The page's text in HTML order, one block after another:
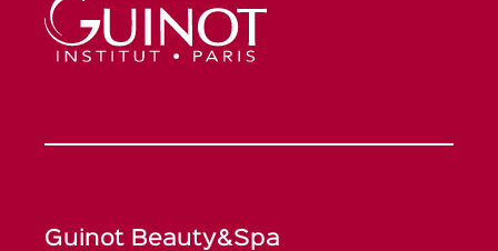
Guinot Beauty&Spa